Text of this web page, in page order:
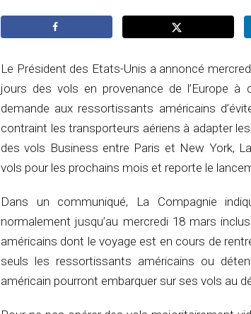
Le Président des Etats-Unis a annoncé
jours des vols en provenance de l’Europe
demande aux ressortissants américains
contraint les transporteurs aériens à adapter
des vols Business entre Paris et New York,
vols pour les prochains mois et reporte le
Dans un communiqué, La Compagnie
normalement jusqu’au mercredi 18 mars
américains dont le voyage est en cours de
seuls les ressortissants américains ou
américain pourront embarquer sur ses vols au